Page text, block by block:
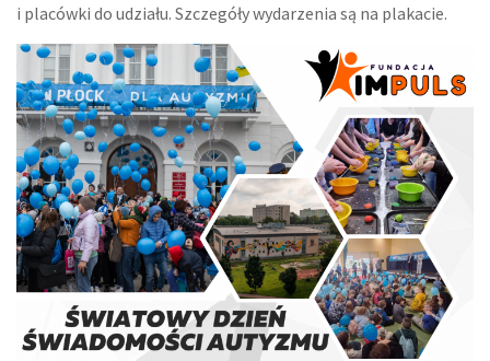
i placówki do udziału. Szczegóły wydarzenia są na plakacie.